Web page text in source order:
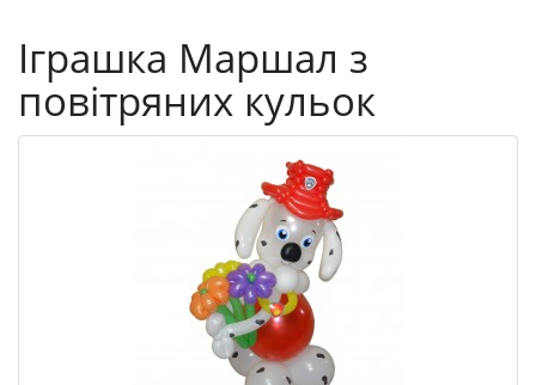
Іграшка Маршал з
повітряних кульок